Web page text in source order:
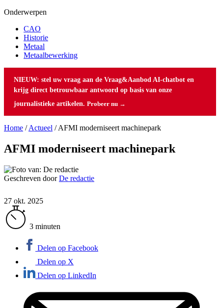
Onderwerpen
CAO
Historie
Metaal
Metaalbewerking
NIEUW: stel uw vraag aan de Vraag&Aanbod AI-chatbot en
krijg direct betrouwbaar antwoord op basis van onze
journalistieke artikelen. Probeer nu →
Home /Actueel /AFMI moderniseert machinepark
AFMI moderniseert machinepark
Geschreven doorDe redactie
27 okt. 2025
3 minuten
Delen op Facebook
Delen op X
Delen op LinkedIn